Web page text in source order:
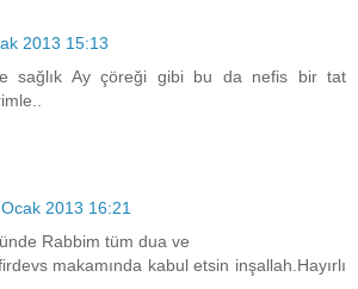
2013 15:13
sağlık Ay çöreği gibi bu da nefis bir tat
2013 16:21
Rabbim tüm dua ve
makamında kabul etsin inşallah.Hayırlı